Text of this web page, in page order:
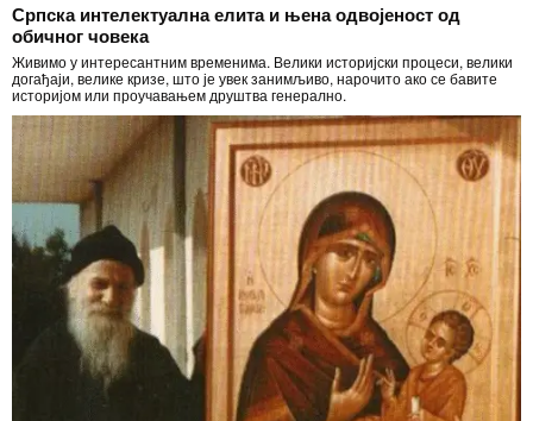
Српска интелектуална елита и њена одвојеност од
обичног човека
Живимо у интересантним временима. Велики историјски процеси, велики
догађаји, велике кризе, што је увек занимљиво, нарочито ако се бавите
историјом или проучавањем друштва генерално.